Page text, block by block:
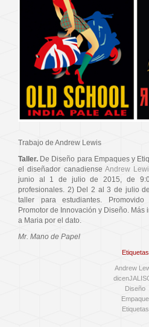
Trabajo de Andrew Lewis
Taller. De Diseño para Empaques y
el diseñador canadienseAndrew
junio al 1 de julio de 2015, de
profesionales. 2) Del 2 al 3 de julio
taller para estudiantes.
Promotor de Innovación y Diseño. Más
a Maria por el dato.
Mr. Mano de Papel
Etiquetas
Andrew
Diseño
Empaque
Etiquetas